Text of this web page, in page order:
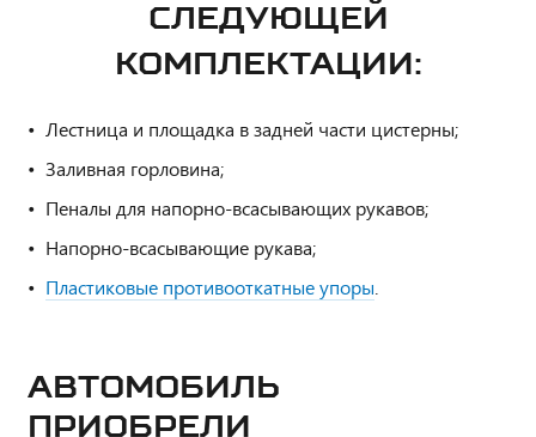
СЛЕДУЮЩЕЙ
КОМПЛЕКТАЦИИ:
Лестница и площадка в задней части цистерны;
Заливная горловина;
Пеналы для напорно-всасывающих рукавов;
Напорно-всасывающие рукава;
Пластиковые противооткатные упоры
Автомобиль
приобрели